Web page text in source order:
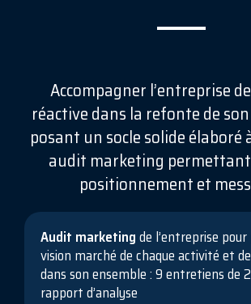
Accompagner l’entreprise
réactive dans la refonte de
posant un socle solide élaboré
audit marketing
positionnement et
Audit marketingde l’entreprise
vision marché de chaque activité et
dans son ensemble : 9 entretiens de
rapport d’analyse